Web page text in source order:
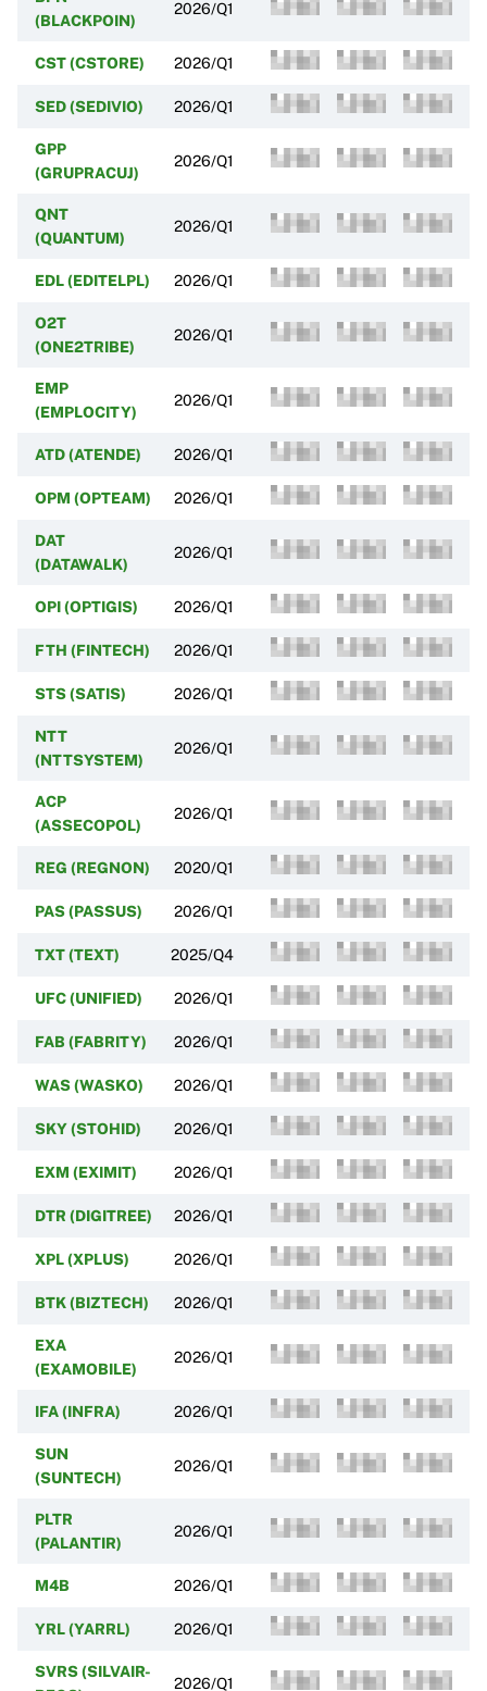
(BLACKPOIN)
2026/Q1
CST (CSTORE) 2026/Q1
SED (SEDIVIO) 2026/Q1
GPP
(GRUPRACUJ)
2026/Q1
QNT
(QUANTUM)
2026/Q1
EDL (EDITELPL) 2026/Q1
O2T
(ONE2TRIBE)
2026/Q1
EMP
(EMPLOCITY)
2026/Q1
ATD (ATENDE) 2026/Q1
OPM (OPTEAM) 2026/Q1
DAT
(DATAWALK)
2026/Q1
OPI (OPTIGIS) 2026/Q1
FTH (FINTECH) 2026/Q1
STS (SATIS) 2026/Q1
NTT
(NTTSYSTEM)
2026/Q1
ACP
(ASSECOPOL)
2026/Q1
REG (REGNON) 2020/Q1
PAS (PASSUS) 2026/Q1
TXT (TEXT) 2025/Q4
UFC (UNIFIED) 2026/Q1
FAB (FABRITY) 2026/Q1
WAS (WASKO) 2026/Q1
SKY (STOHID) 2026/Q1
EXM (EXIMIT) 2026/Q1
DTR (DIGITREE) 2026/Q1
XPL (XPLUS) 2026/Q1
BTK (BIZTECH) 2026/Q1
EXA
(EXAMOBILE)
2026/Q1
IFA (INFRA) 2026/Q1
SUN
(SUNTECH)
2026/Q1
PLTR
(PALANTIR)
2026/Q1
M4B 2026/Q1
YRL (YARRL) 2026/Q1
SVRS (SILVAIR-
2026/Q1